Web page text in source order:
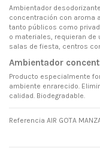
Ambientador
concentración con aroma
tanto públicos como
o materiales, requieran de
salas de fiesta, centros
Ambientador
Producto especialmente
ambiente enrarecido.
calidad. Biodegradable.
Referencia AIR GOTA